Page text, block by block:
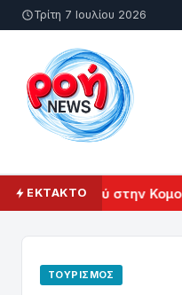
Τρίτη 7 Ιουλίου 2026
ΕΚΤΑΚΤΟστην Κομοτηνή
ΤΟΥΡΙΣΜΌΣ